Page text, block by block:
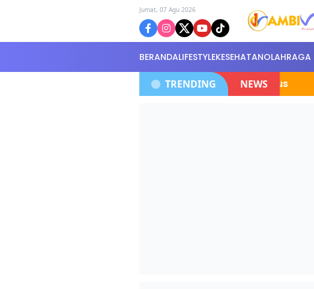
Jumat, 07 Agu 2026
BERANDALIFESTYLEKESEHATANOLAHRAGA
TRENDING NEWS
Serahkan Di Kantor Polisi Selidiki Kasus